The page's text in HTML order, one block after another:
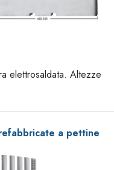
elettrosaldata. Altezze
a pettine